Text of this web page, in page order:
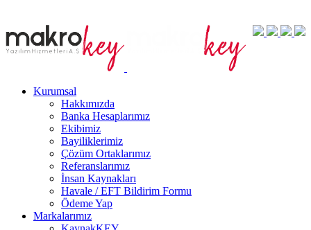
Kurumsal
Hakkımızda
Banka Hesaplarımız
Ekibimiz
Bayiliklerimiz
Çözüm Ortaklarımız
Referanslarımız
İnsan Kaynakları
Havale / EFT Bildirim Formu
Ödeme Yap
Markalarımız